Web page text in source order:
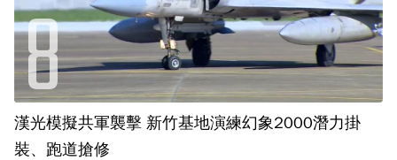
漢光模擬共軍襲擊 新竹基地演練幻象2000潛力掛
裝、跑道搶修